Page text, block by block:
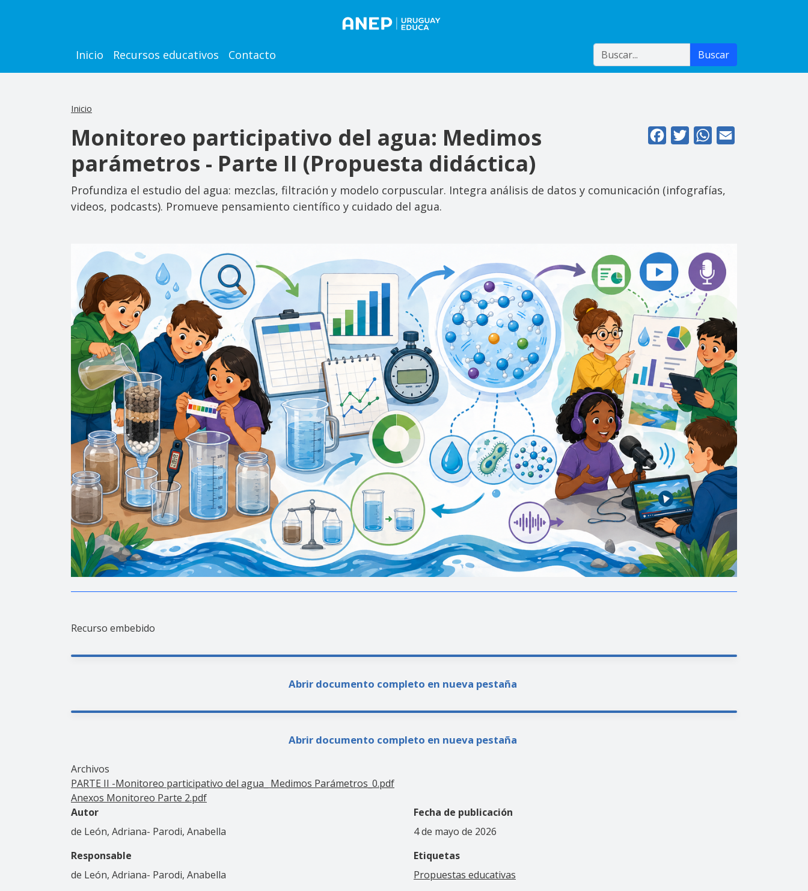
Main navigation
Inicio Recursos educativos Contacto Buscar Buscar
Inicio
FacebookTwitterWhatsApp
Monitoreo participativo del agua: Medimos
parámetros - Parte II (Propuesta didáctica)
Profundiza el estudio del agua: mezclas, filtración y modelo corpuscular. Integra análisis de datos y comunicación (infografías,
videos, podcasts). Promueve pensamiento científico y cuidado del agua.
Recurso embebido
Abrir documento completo en nueva pestaña
Abrir documento completo en nueva pestaña
Archivos
PARTE II -Monitoreo participativo del agua_ Medimos Parámetros_0.pdf
Anexos Monitoreo Parte 2.pdf
Autor
de León, Adriana- Parodi, Anabella
Responsable
de León, Adriana- Parodi, Anabella
Fecha de publicación
4 de mayo de 2026
Etiquetas
Propuestas educativas